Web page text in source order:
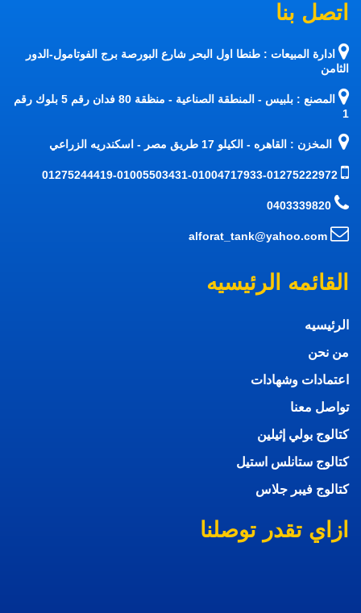
اتصل بنا
ادارة المبيعات : طنطا اول البحر شارع البورصة برج الفوتامول-الدور
الثامن
المصنع : بلبيس - المنطقة الصناعية - منظقة 80 فدان رقم 5 بلوك رقم
1
المخزن : القاهره - الكيلو 17 طريق مصر - اسكندريه الزراعي
01275244419-01005503431-01004717933-01275222972
0403339820
alforat_tank@yahoo.com
القائمه الرئيسيه
الرئيسيه
من نحن
اعتمادات وشهادات
تواصل معنا
كتالوج بولي إثيلين
كتالوج ستانلس استيل
كتالوج فيبر جلاس
ازاي تقدر توصلنا